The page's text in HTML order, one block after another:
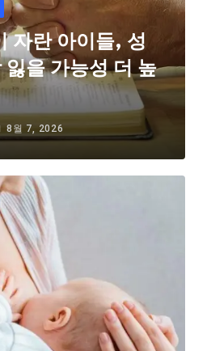
자란 아이들, 성
잃을 가능성 더 높
8월 7, 2026